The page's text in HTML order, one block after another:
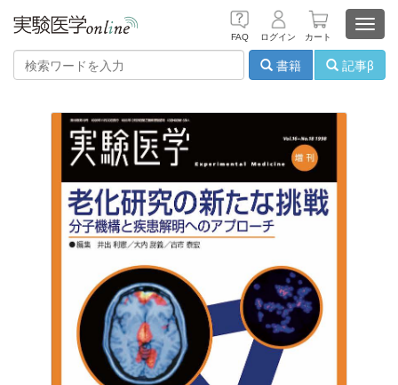
FAQ ログイン カート
書籍
記事β